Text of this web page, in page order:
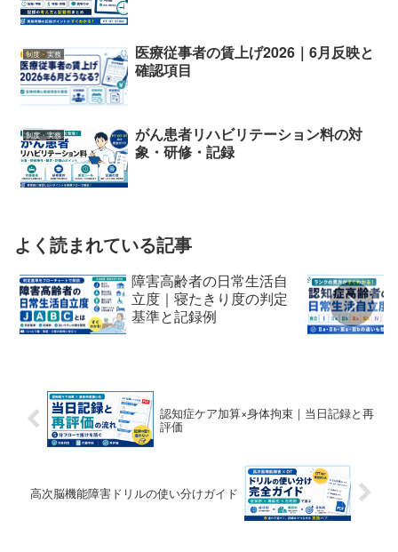
制度・実務
医療従事者の賃上げ2026｜6月反映と
確認項目
制度・実務
がん患者リハビリテーション料の対
象・研修・記録
よく読まれている記事
障害高齢者の日常生活自
立度｜寝たきり度の判定
基準と記録例
認知症ケア加算×身体拘束｜当日記録と再
評価
高次脳機能障害ドリルの使い分けガイド